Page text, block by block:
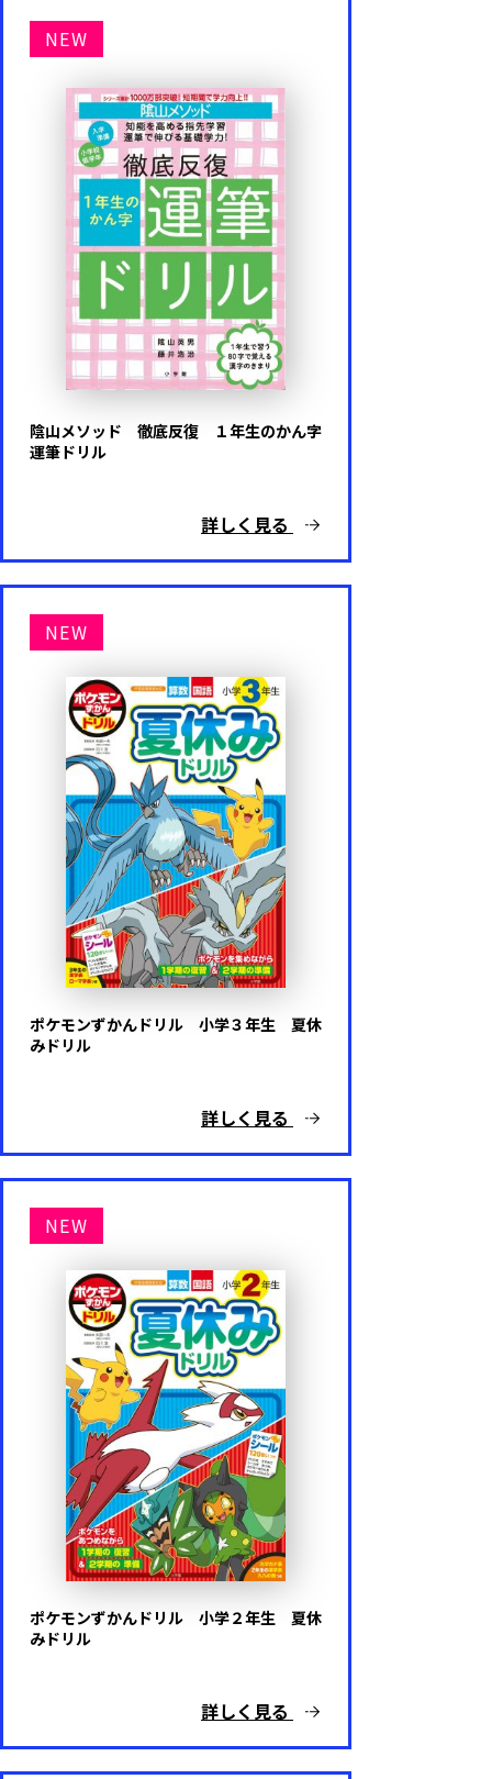
知育・育脳
えいご
プログラミング
その他
難易度
基礎レベル
ドラえもん
ポケットモンスター
アンパンマン
パウ・パトロール
きかんしゃトーマス
おさるのジョージ
その他キャラクター・ゲーム
はじめてのおけいこ
陰山メソッド
陰山メソッドｆｏｒキッズ
算数と国語を同時に伸ばすパズル
ドラえもん はじめてのシリーズ
ポケモンずかんドリル
NEW
陰山メソッド 徹底反復 １年生のかん字
運筆ドリル
詳しく見る
NEW
ポケモンずかんドリル 小学３年生 夏休
みドリル
詳しく見る
NEW
ポケモンずかんドリル 小学２年生 夏休
みドリル
詳しく見る